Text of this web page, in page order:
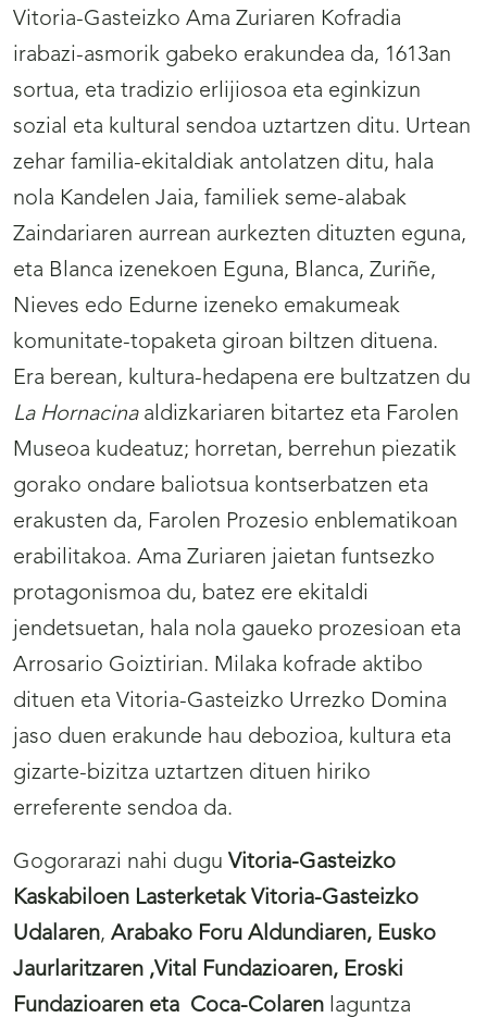
Vitoria-Gasteizko Ama Zuriaren Kofradia
irabazi-asmorik gabeko erakundea da, 1613an
sortua, eta tradizio erlijiosoa eta eginkizun
sozial eta kultural sendoa uztartzen ditu. Urtean
zehar familia-ekitaldiak antolatzen ditu, hala
nola Kandelen Jaia, familiek seme-alabak
Zaindariaren aurrean aurkezten dituzten eguna,
eta Blanca izenekoen Eguna, Blanca, Zuriñe,
Nieves edo Edurne izeneko emakumeak
komunitate-topaketa giroan biltzen dituena.
Era berean, kultura-hedapena ere bultzatzen du
La Hornacinaaldizkariaren bitartez eta Farolen
Museoa kudeatuz; horretan, berrehun piezatik
gorako ondare baliotsua kontserbatzen eta
erakusten da, Farolen Prozesio enblematikoan
erabilitakoa. Ama Zuriaren jaietan funtsezko
protagonismoa du, batez ere ekitaldi
jendetsuetan, hala nola gaueko prozesioan eta
Arrosario Goiztirian. Milaka kofrade aktibo
dituen eta Vitoria-Gasteizko Urrezko Domina
jaso duen erakunde hau debozioa, kultura eta
gizarte-bizitza uztartzen dituen hiriko
erreferente sendoa da.
Gogorarazi nahi dugu Vitoria-Gasteizko
Kaskabiloen Lasterketak Vitoria-Gasteizko
Udalaren, Arabako Foru Aldundiaren, Eusko
Jaurlaritzaren ,Vital Fundazioaren, Eroski
Fundazioaren eta Coca-Colaren laguntza